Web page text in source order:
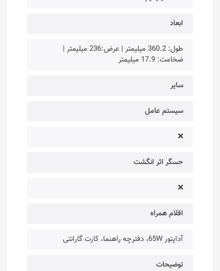
ابعاد
طول: 360.2 میلیمتر | عرض:236 میلیمتر |
ضخامت: 17.9 میلیمتر
سایر
سیستم عامل
❌
حسگر اثر انگشت
❌
اقلام همراه
آداپتور 65W، دفترچه راهنما، کارت گارانتی
توضیحات